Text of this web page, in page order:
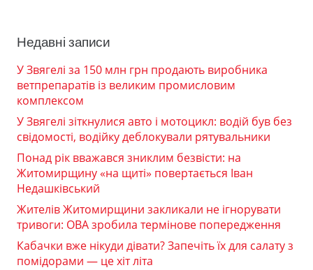
Недавні записи
У Звягелі за 150 млн грн продають виробника
ветпрепаратів із великим промисловим
комплексом
У Звягелі зіткнулися авто і мотоцикл: водій був без
свідомості, водійку деблокували рятувальники
Понад рік вважався зниклим безвісти: на
Житомирщину «на щиті» повертається Іван
Недашківський
Жителів Житомирщини закликали не ігнорувати
тривоги: ОВА зробила термінове попередження
Кабачки вже нікуди дівати? Запечіть їх для салату з
помідорами — це хіт літа